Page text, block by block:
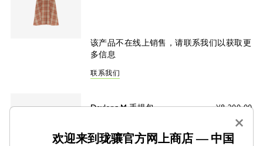
该产品不在线上销售，请联系我们以获取更
多信息
联系我们
Daylong M 手提包
摩卡色
赤陶色
¥8,200.00
×
欢迎来到珑骧官方网上商店 — 中国